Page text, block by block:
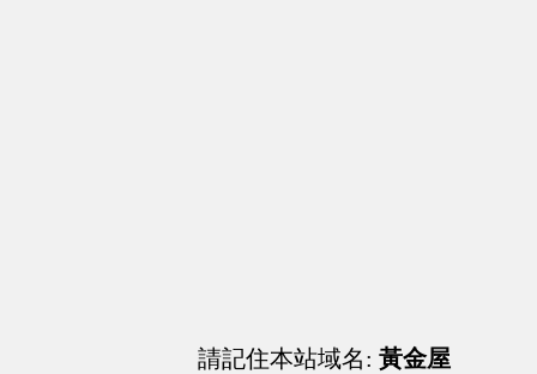
請記住本站域名: 黃金屋